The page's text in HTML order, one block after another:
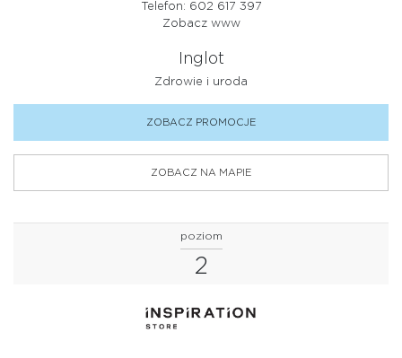
Telefon: 602 617 397
Zobacz www
Inglot
Zdrowie i uroda
ZOBACZ PROMOCJE
ZOBACZ NA MAPIE
poziom
2